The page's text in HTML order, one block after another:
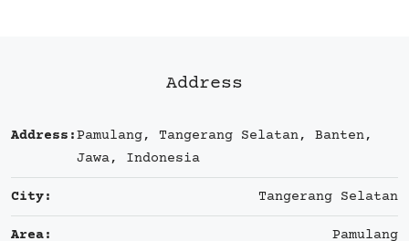
Address
Address:Pamulang, Tangerang Selatan, Banten,
Jawa, Indonesia
City: Tangerang Selatan
Area: Pamulang